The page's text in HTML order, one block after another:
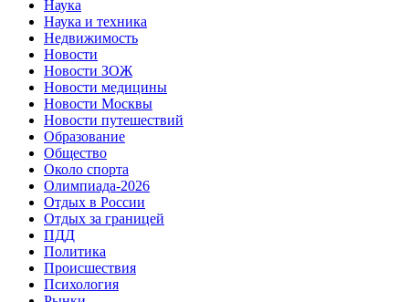
Наука
Наука и техника
Недвижимость
Новости
Новости ЗОЖ
Новости медицины
Новости Москвы
Новости путешествий
Образование
Общество
Около спорта
Олимпиада-2026
Отдых в России
Отдых за границей
ПДД
Политика
Происшествия
Психология